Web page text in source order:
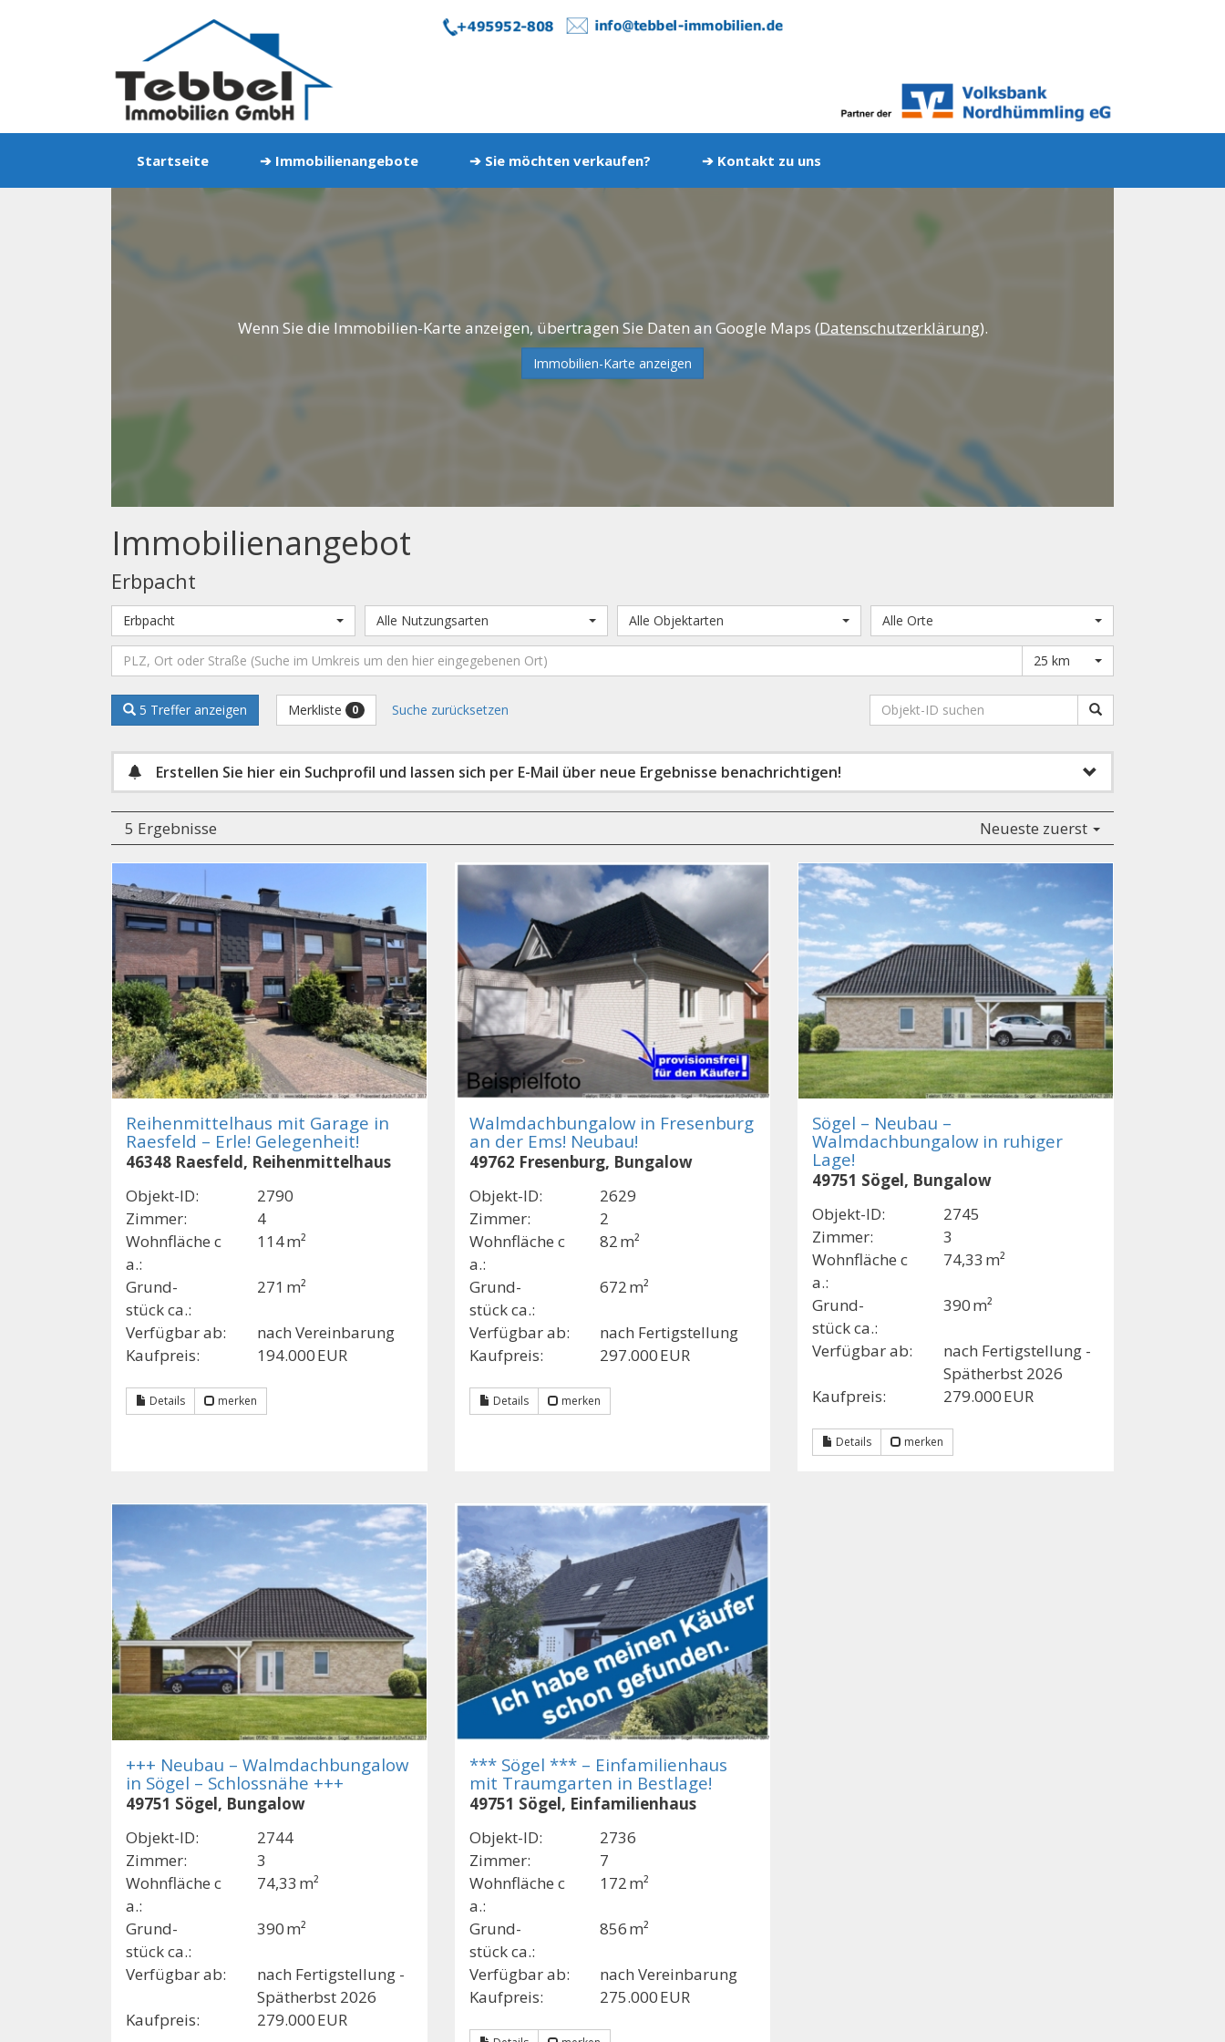
Startseite ➔ Immobilienangebote ➔ Sie möchten verkaufen? ➔ Kontakt zu uns
Wenn Sie die Immobilien-Karte anzeigen, übertragen Sie Daten an Google Maps (Datenschutzerklärung).
Immobilien-Karte anzeigen
Immobilien­angebot
Erbpacht
Erbpacht Alle Nutzungsarten Alle Objektarten Alle Orte
25 km
5 Treffer anzeigen Merkliste 0 Suche zurücksetzen
Erstellen Sie hier ein Suchprofil und lassen sich per E-Mail über neue Ergebnisse benachrichtigen!
5 Ergebnisse Neueste zuerst
Reihenmittelhaus mit Garage in
Raesfeld – Erle! Gelegenheit!
46348 Raesfeld, Reihenmittelhaus
Objekt-ID:
2790
Zimmer:
4
Wohnfläche c
a.:
114 m²
Grund­
stück ca.:
271 m²
Verfügbar ab:
nach Vereinbarung
Kaufpreis:
194.000 EUR
Details merken
Walmdachbungalow in Fresenburg
an der Ems! Neubau!
49762 Fresenburg, Bungalow
Objekt-ID:
2629
Zimmer:
2
Wohnfläche c
a.:
82 m²
Grund­
stück ca.:
672 m²
Verfügbar ab:
nach Fertigstellung
Kaufpreis:
297.000 EUR
Details merken
Sögel – Neubau –
Walmdachbungalow in ruhiger
Lage!
49751 Sögel, Bungalow
Objekt-ID:
2745
Zimmer:
3
Wohnfläche c
a.:
74,33 m²
Grund­
stück ca.:
390 m²
Verfügbar ab:
nach Fertigstellung -
Spätherbst 2026
Kaufpreis:
279.000 EUR
Details merken
+++ Neubau – Walmdachbungalow
in Sögel – Schlossnähe +++
49751 Sögel, Bungalow
Objekt-ID:
2744
Zimmer:
3
Wohnfläche c
a.:
74,33 m²
Grund­
stück ca.:
390 m²
Verfügbar ab:
nach Fertigstellung -
Spätherbst 2026
Kaufpreis:
279.000 EUR
*** Sögel *** – Einfamilienhaus
mit Traumgarten in Bestlage!
49751 Sögel, Einfamilienhaus
Objekt-ID:
2736
Zimmer:
7
Wohnfläche c
a.:
172 m²
Grund­
stück ca.:
856 m²
Verfügbar ab:
nach Vereinbarung
Kaufpreis:
275.000 EUR